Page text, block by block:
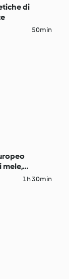
di
50min
mele,
crema al1h 30min